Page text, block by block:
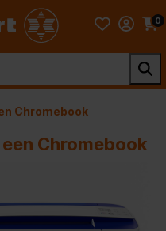
0
Chromebook
Chromebook